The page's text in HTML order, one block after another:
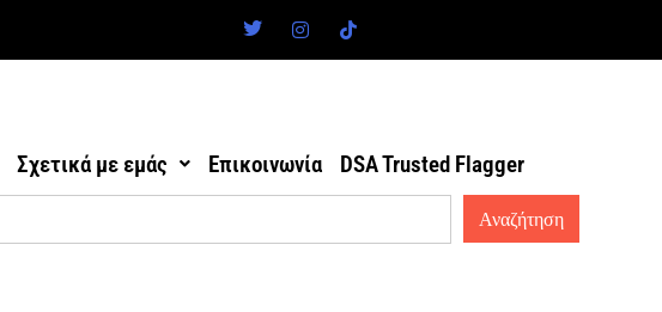
Σχετικά με εμάς Επικοινωνία DSA Trusted Flagger